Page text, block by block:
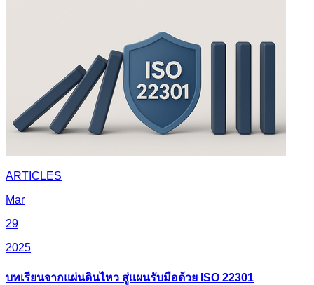
ARTICLES
Mar
29
2025
บทเรียนจากแผ่นดินไหว สู่แผนรับมือด้วย ISO 22301